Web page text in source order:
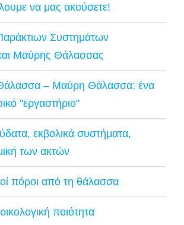
να μας ακούσετε!
Συστημάτων
Μαύρης Θάλασσας
– Μαύρη Θάλασσα: ένα
"εργαστήριο"
εκβολικά συστήματα,
των ακτών
πόροι από τη θάλασσα
ποιότητα